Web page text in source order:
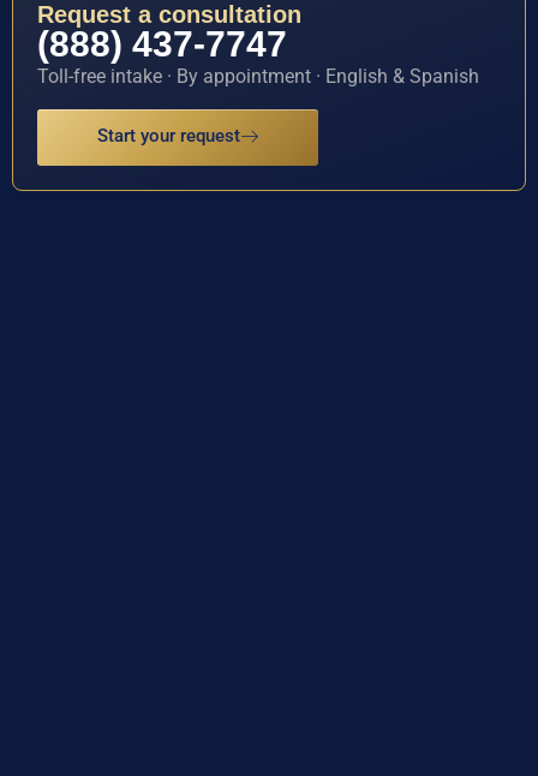
Request a consultation
(888) 437-7747
Toll-free intake · By appointment · English & Spanish
Start your request